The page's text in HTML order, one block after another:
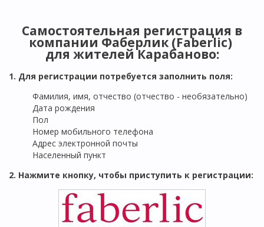
Самостоятельная регистрация в
компании Фаберлик (Faberlic)
для жителейКарабаново:
1. Для регистрации потребуется заполнить поля:
Фамилия, имя, отчество (отчество - необязательно)
Дата рождения
Пол
Номер мобильного телефона
Адрес электронной почты
Населенный пункт
2. Нажмите кнопку, чтобы приступить к регистрации: